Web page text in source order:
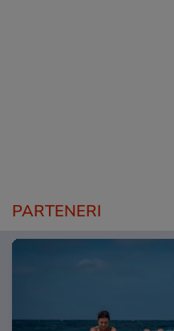
PARTENERI